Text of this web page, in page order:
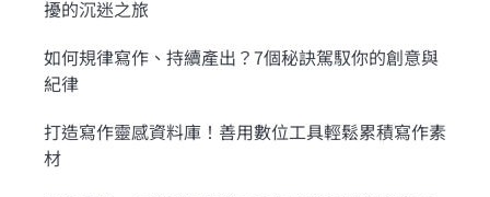
擾的沉迷之旅
如何規律寫作、持續產出？7個秘訣駕馭你的創意與
紀律
打造寫作靈感資料庫！善用數位工具輕鬆累積寫作素
材